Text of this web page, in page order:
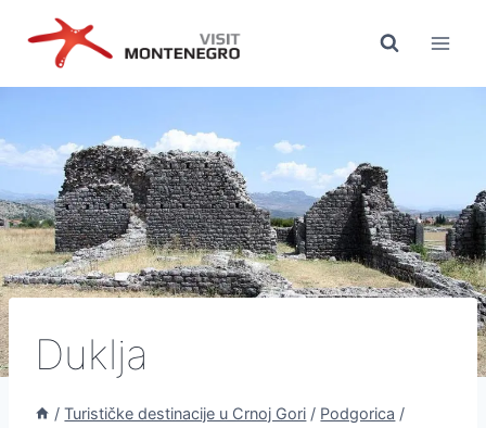
Preskoči
sadržaj
Duklja
/ Turističke destinacije u Crnoj Gori / Podgorica /